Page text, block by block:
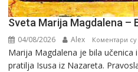
Sveta Marija Magdalena –
04/08/2026 Alex Коментари
Marija Magdalena je bila učenica i
pratilja Isusa iz Nazareta.